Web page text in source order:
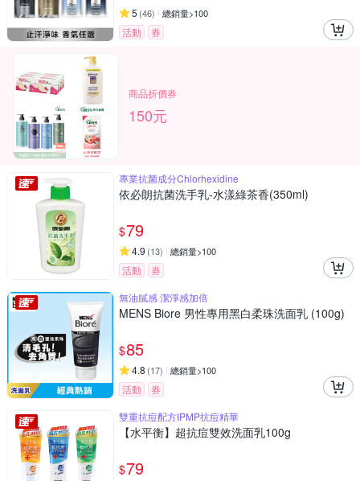
5 (46) 總銷量>100
活動 券
商品折價券
150元
專業抗菌成分Chlorhexidine
依必朗抗菌洗手乳-水漾綠茶香(350ml)
$79
4.9 (13) 總銷量>100
活動
券
無油膩感 潔淨感加倍
MENS Biore 男性專用黑白柔珠洗面乳 (100g)
$85
4.8 (17) 總銷量>100
活動
券
雙重抗痘配方IPMP抗痘精華
【水平衡】超抗痘雙效洗面乳100g
$79